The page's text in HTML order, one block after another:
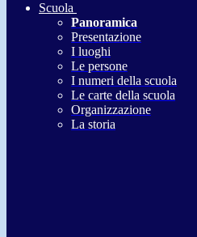
Scuola
Panoramica
Presentazione
I luoghi
Le persone
I numeri della scuola
Le carte della scuola
Organizzazione
La storia